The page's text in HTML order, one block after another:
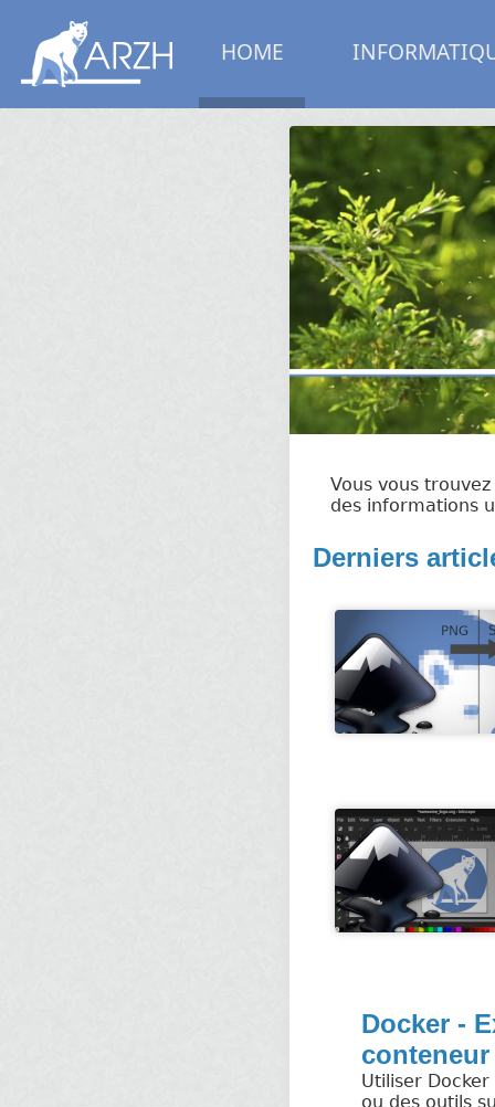
HOME
Vous vous
des informations
Derniers
Docker -
conteneur
Utiliser
ou des outils